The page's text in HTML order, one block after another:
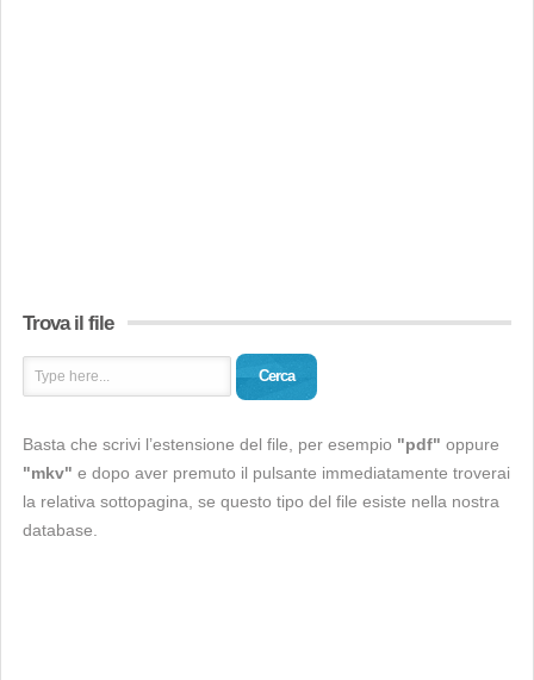
Trova il file
Cerca
Basta che scrivi l’estensione del file, per esempio "pdf" oppure
"mkv" e dopo aver premuto il pulsante immediatamente troverai
la relativa sottopagina, se questo tipo del file esiste nella nostra
database.